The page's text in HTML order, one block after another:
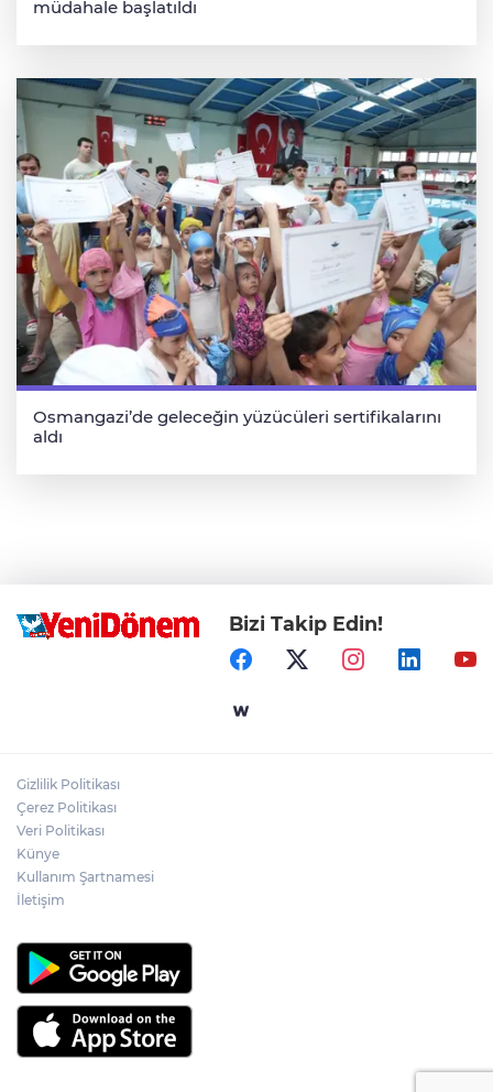
müdahale başlatıldı
Osmangazi’de geleceğin yüzücüleri sertifikalarını
aldı
Bizi Takip Edin!
Gizlilik Politikası
Çerez Politikası
Veri Politikası
Künye
Kullanım Şartnamesi
İletişim